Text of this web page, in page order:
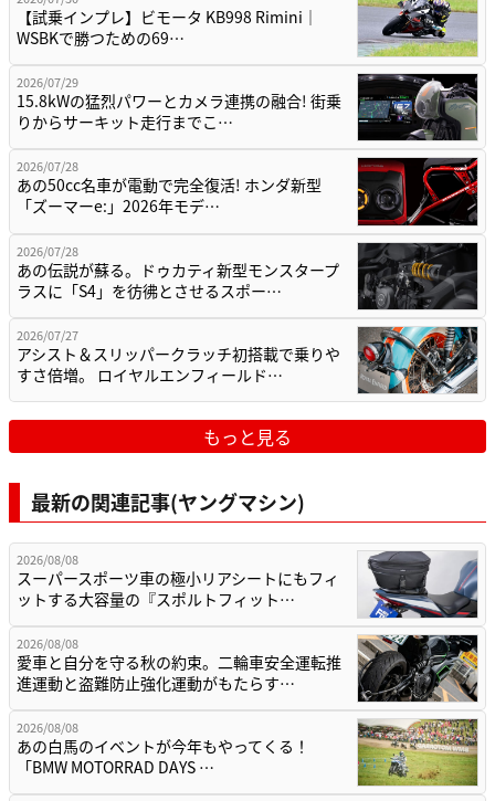
【試乗インプレ】ビモータ KB998 Rimini｜
WSBKで勝つための69…
2026/07/29
15.8kWの猛烈パワーとカメラ連携の融合! 街乗
りからサーキット走行までこ…
2026/07/28
あの50cc名車が電動で完全復活! ホンダ新型
「ズーマーe:」2026年モデ…
2026/07/28
あの伝説が蘇る。ドゥカティ新型モンスタープ
ラスに「S4」を彷彿とさせるスポー…
2026/07/27
アシスト＆スリッパークラッチ初搭載で乗りや
すさ倍増。 ロイヤルエンフィールド…
もっと見る
最新の関連記事(ヤングマシン)
2026/08/08
スーパースポーツ車の極小リアシートにもフィ
ットする大容量の『スポルトフィット…
2026/08/08
愛車と自分を守る秋の約束。二輪車安全運転推
進運動と盗難防止強化運動がもたらす…
2026/08/08
あの白馬のイベントが今年もやってくる！
「BMW MOTORRAD DAYS …